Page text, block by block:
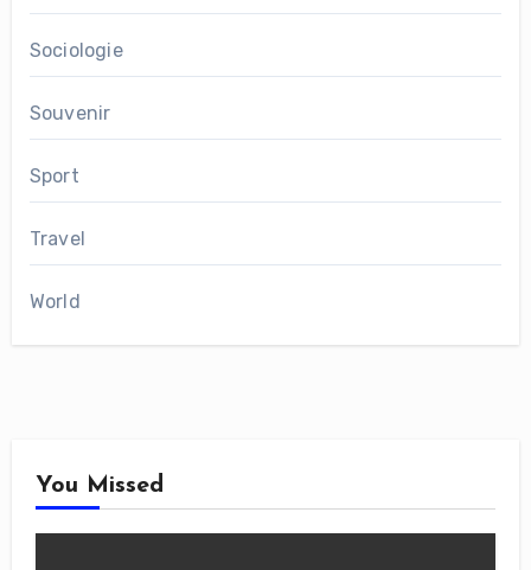
Sociologie
Souvenir
Sport
Travel
World
You Missed